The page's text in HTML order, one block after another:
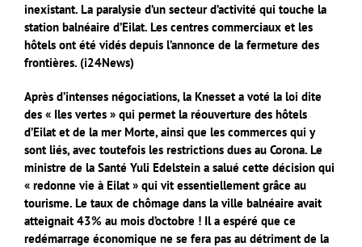
inexistant. La paralysie d’un secteur d’activité qui touche la
station balnéaire d’Eilat. Les centres commerciaux et les
hôtels ont été vidés depuis l’annonce de la fermeture des
frontières. (i24News)
Après d’intenses négociations, la Knesset a voté la loi dite
des « Iles vertes » qui permet la réouverture des hôtels
d’Eilat et de la mer Morte, ainsi que les commerces qui y
sont liés, avec toutefois les restrictions dues au Corona. Le
ministre de la Santé Yuli Edelstein a salué cette décision qui
« redonne vie à Eilat » qui vit essentiellement grâce au
tourisme. Le taux de chômage dans la ville balnéaire avait
atteignait 43% au mois d’octobre ! Il a espéré que ce
redémarrage économique ne se fera pas au détriment de la